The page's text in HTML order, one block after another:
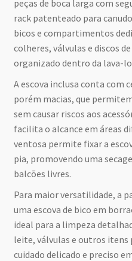
peças de boca larga com
rack patenteado para
bicos e compartimentos
colheres, válvulas e discos
organizado dentro da lava-
A escova inclusa conta com
porém macias, que
sem causar riscos aos
facilita o alcance em áreas
ventosa permite fixar a
pia, promovendo uma
balcões livres.
Para maior versatilidade, a
uma escova de bico em
ideal para a limpeza
leite, válvulas e outros itens
cuidado delicado e preciso